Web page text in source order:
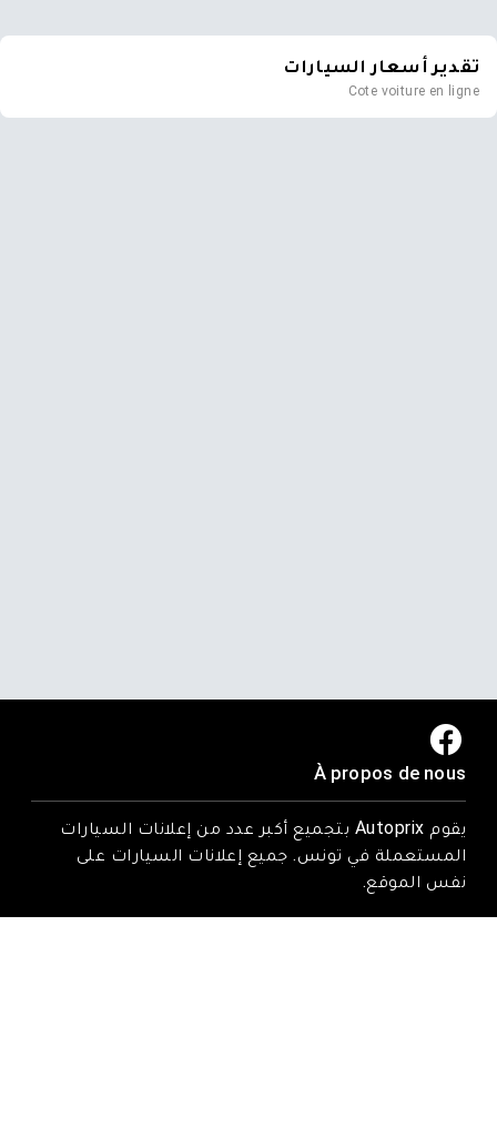
تقدير أسعار السيارات
Cote voiture en ligne
À propos de nous
يقوم Autoprix بتجميع أكبر عدد من إعلانات السيارات
المستعملة في تونس. جميع إعلانات السيارات على
نفس الموقع.